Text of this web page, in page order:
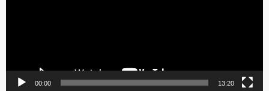
00:00 13:20